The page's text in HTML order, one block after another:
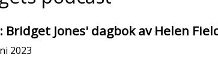
Bridget Jones' dagbok av Helen
2023